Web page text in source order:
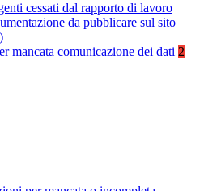
cessati dal rapporto di lavoro
da pubblicare sul sito
mancata comunicazione dei dati 2